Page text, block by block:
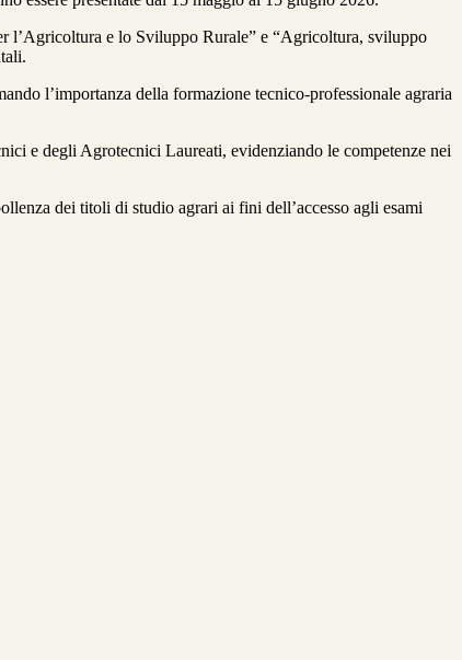
l’Agricoltura e lo Sviluppo Rurale” e “Agricoltura, sviluppo
l’importanza della formazione tecnico-professionale agraria
e degli Agrotecnici Laureati, evidenziando le competenze nei
dei titoli di studio agrari ai fini dell’accesso agli esami